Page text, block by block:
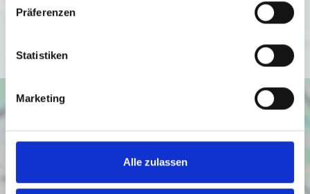
Präferenzen
Statistiken
Marketing
Alle zulassen
(https://policies.google.com/privacy